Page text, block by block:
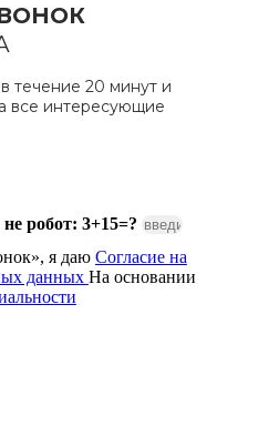
течение 20 минут и
все интересующие
робот: 3+15=?
я даю Согласие на
данных На основании